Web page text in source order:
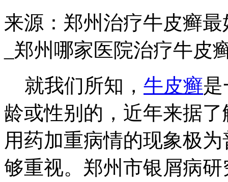
来源：郑州治疗牛皮癣
_郑州哪家医院治疗牛皮
就我们所知， 牛皮癣
龄或性别的，近年来据
用药加重病情的现象极
够重视。郑州市银屑病